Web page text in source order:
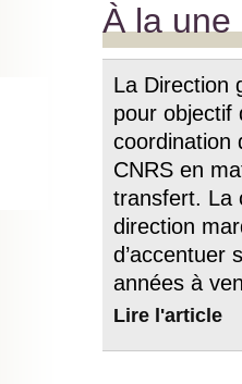
À la une
La Direction
pour objectif
coordination
CNRS en
transfert. La
direction
d’accentuer
années à
Lire l'article